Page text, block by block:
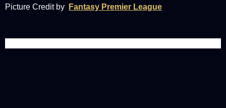
Picture Credit by
Fantasy Premier League